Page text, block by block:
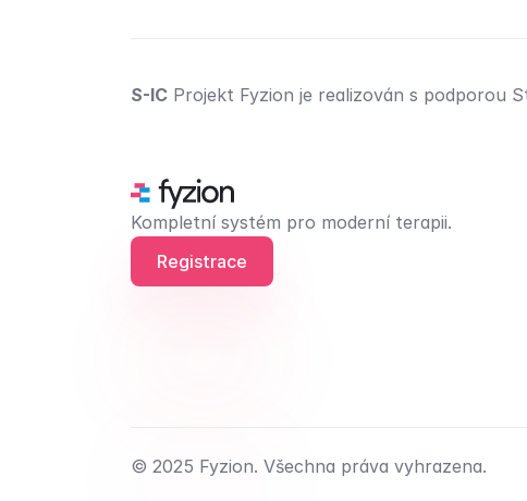
S-IC Projekt Fyzion je realizován s podporou
Kompletní systém pro moderní terapii.
Registrace
© 2025 Fyzion. Všechna práva vyhrazena.